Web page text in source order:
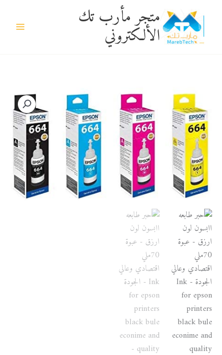
المحتوى
متجر مأرب تك
الألكتروني
حبر
طابعه
اابسون
ارزق
عبوة
70ملي
اقتصادي
وعالي
الجودة
-
Ink
for
epson
printers
black
bule
econime